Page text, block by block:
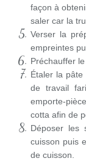
façon à
saler car la
Verser la
empreintes
Préchauffer
Étaler la
de travail
emporte-
cotta afin de
Déposer les
cuisson puis
de cuisson.